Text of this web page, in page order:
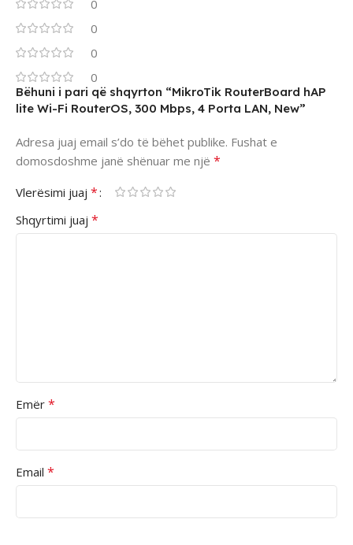
0
0
0
0
Bëhuni i pari që shqyrton “MikroTik RouterBoard hAP
lite Wi-Fi RouterOS, 300 Mbps, 4 Porta LAN, New”
Adresa juaj email s’do të bëhet publike. Fushat e
domosdoshme janë shënuar me një *
Vlerësimi juaj *
Shqyrtimi juaj *
Emër *
Email *